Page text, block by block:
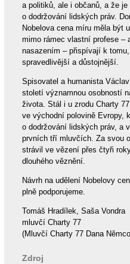
a politiků, ale i občanů, a že
o dodržování lidských práv.
Nobelova cena míru měla být
mimo rámec vlastní profese –
nasazením – přispívají k
spravedlivější a důstojnější.
Spisovatel a humanista
století významnou osobností
života. Stál i u zrodu Charty
ve východní polovině Evropy,
o dodržování lidských práv, a
prvních tří mluvčích. Za svou
strávil ve vězení přes čtyři
dlouhého věznění.
Návrh na udělení Nobelovy
plně podporujeme.
Tomáš Hradílek, Saša Vondra
mluvčí Charty 77
(Mluvčí Charty 77 Dana
Zdroj